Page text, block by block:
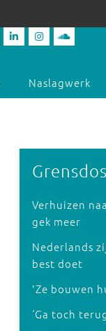
Naslagwerk
Verhuizen
gek meer
Nederlands
best doet
'Ze bouwen
‘Ga toch